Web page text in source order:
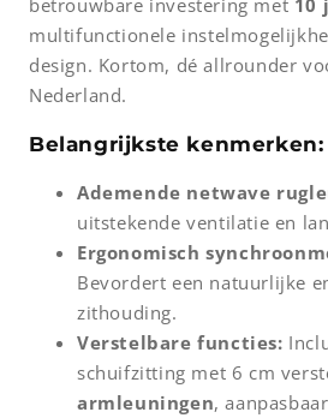
betrouwbare investering met 10
multifunctionele
design. Kortom, dé allrounder
Nederland.
Belangrijkste kenmerken:
Ademende netwave
uitstekende ventilatie en
Ergonomisch
Bevordert een natuurlijke
zithouding.
Verstelbare functies:
schuifzitting met 6 cm
armleuningen,